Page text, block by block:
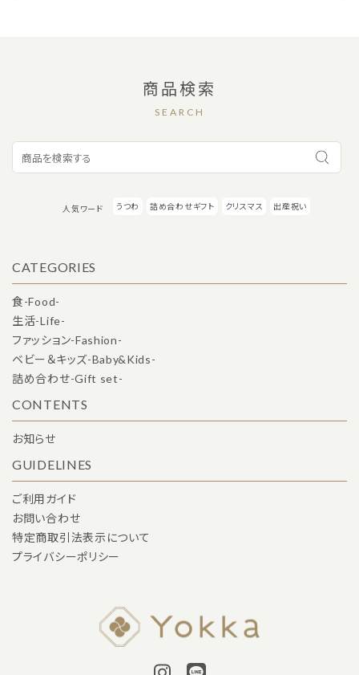
商品検索
SEARCH
人気ワード うつわ 詰め合わせギフト クリスマス 出産祝い
CATEGORIES
食-Food-
生活-Life-
ファッション-Fashion-
ベビー＆キッズ-Baby&Kids-
詰め合わせ-Gift set-
CONTENTS
お知らせ
GUIDELINES
ご利用ガイド
お問い合わせ
特定商取引法表示について
プライバシーポリシー